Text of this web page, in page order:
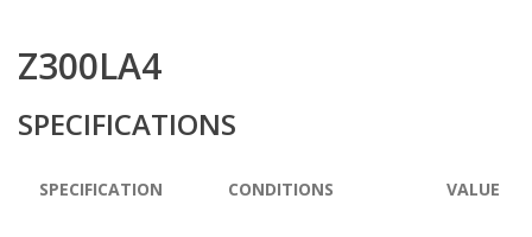
Z300LA4
SPECIFICATIONS
SPECIFICATION CONDITIONS VALUE